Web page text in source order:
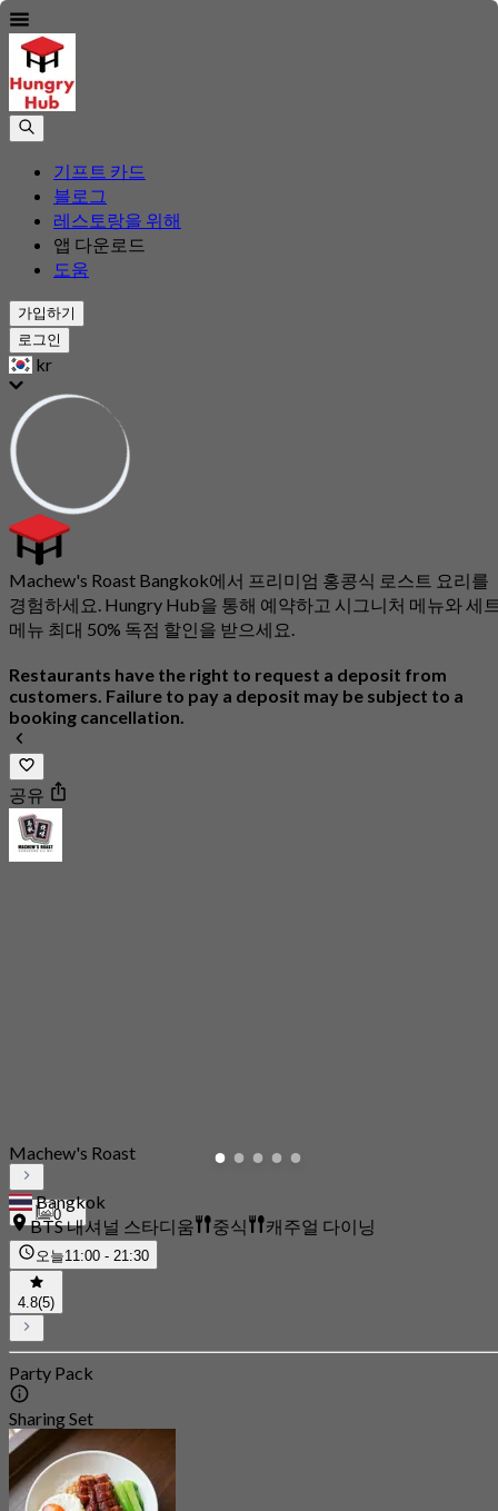
기프트 카드
블로그
레스토랑을 위해
앱 다운로드
도움
가입하기
로그인
kr
Machew's Roast Bangkok에서 프리미엄 홍콩식 로스트 요리를
경험하세요. Hungry Hub을 통해 예약하고 시그니처 메뉴와 세
메뉴 최대 50% 독점 할인을 받으세요.
Restaurants have the right to request a deposit from
customers. Failure to pay a deposit may be subject to a
booking cancellation.
공유
0
Machew's Roast
Bangkok
BTS 내셔널 스타디움
중식 캐주얼 다이닝
오늘11:00 - 21:30
4.8(5)
Party Pack
Sharing Set